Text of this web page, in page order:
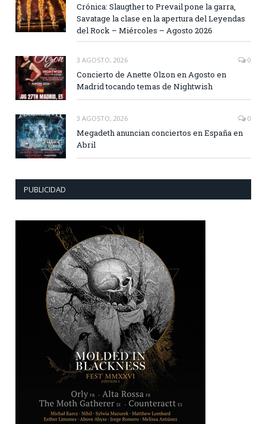
Crónica: Slaugther to Prevail pone la garra,
Savatage la clase en la apertura del Leyendas
del Rock – Miércoles – Agosto 2026
3 AGOSTO, 2026 0
Concierto de Anette Olzon en Agosto en
Madrid tocando temas de Nightwish
3 AGOSTO, 2026 0
Megadeth anuncian conciertos en España en
Abril
PUBLICIDAD